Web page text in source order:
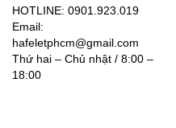
HOTLINE: 0901.923.019
Email:
hafeletphcm@gmail.com
Thứ hai – Chủ nhật / 8:00 –
18:00